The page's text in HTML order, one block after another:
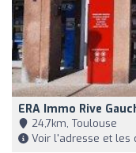
ERA Immo Rive
24,7km, Toulouse
Voir l'adresse et les